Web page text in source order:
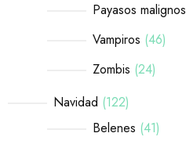
Payasos malignos
Vampiros 46
Zombis 24
Navidad 122
Belenes 41